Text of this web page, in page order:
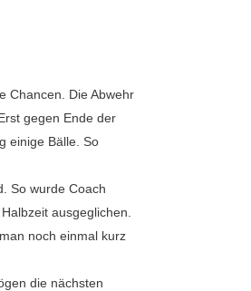
Chancen. Die Abwehr
gegen Ende der
einige Bälle. So
So wurde Coach
ausgeglichen.
noch einmal kurz
die nächsten